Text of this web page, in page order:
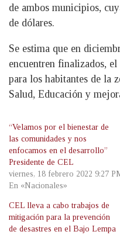
de ambos municipios,
de dólares.
Se estima que en
encuentren finalizados,
para los habitantes de la
Salud, Educación y
“Velamos por el bienestar de
las comunidades y nos
enfocamos en el desarrollo”
Presidente de CEL
viernes, 18 febrero 2022 9:27
En «Nacionales»
CEL lleva a cabo trabajos de
mitigación para la prevención
de desastres en el Bajo Lempa